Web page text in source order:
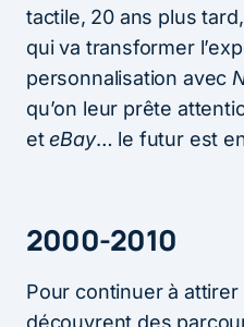
tactile, 20 ans plus tard,
qui va transformer
personnalisation avec
qu’on leur prête
eteBay… le futur est
2000-2010
Pour continuer à
découvrent des